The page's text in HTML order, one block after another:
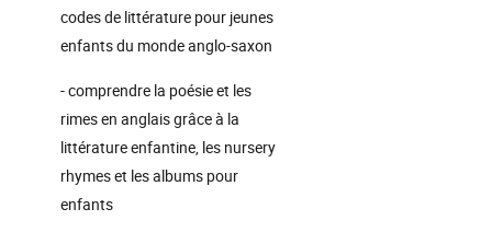
codes de littérature pour jeunes
enfants du monde anglo-saxon
- comprendre la poésie et les
rimes en anglais grâce à la
littérature enfantine, les nursery
rhymes et les albums pour
enfants